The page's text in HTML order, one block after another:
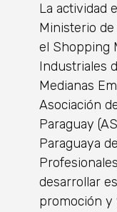
La actividad
Ministerio de
el Shopping
Industriales
Medianas
Asociación
Paraguay
Paraguaya
desarrollar
promoción y